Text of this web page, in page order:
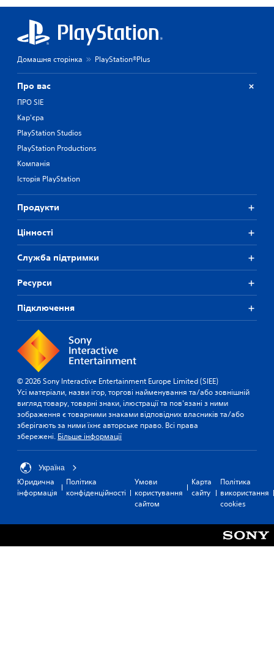
Домашня сторінка PlayStation®Plus
Про вас
ПРО SIE
Кар'єра
PlayStation Studios
PlayStation Productions
Компанія
Історія PlayStation
Продукти
Цiнностi
Служба підтримки
Ресурси
Підключення
© 2026 Sony Interactive Entertainment Europe Limited (SIEE)
Усі матеріали, назви ігор, торгові найменування та/або зовнішній
вигляд товару, товарні знаки, ілюстрації та пов'язані з ними
зображення є товарними знаками відповідних власників та/або
зберігають за ними їхнє авторське право. Всі права
збережені. Більше інформації
Україна
Юридична
інформація
Політика
конфіденційності
Умови
користування
сайтом
Карта
сайту
Політика
використання
cookies